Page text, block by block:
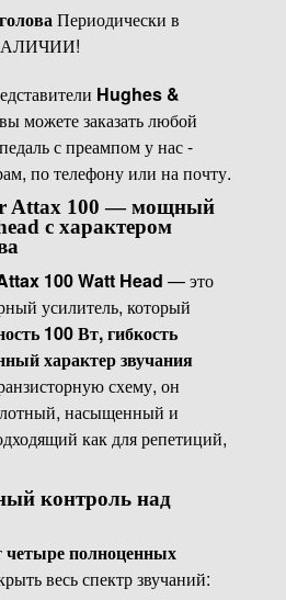
головаПериодически в
Hughes &
можете заказать любой
с преампом у нас -
по телефону или на почту.
Attax 100 — мощный
с характером
100 Watt Head — это
усилитель, который
100 Вт, гибкость
характер звучания
схему, он
насыщенный и
как для репетиций,
контроль над
четыре полноценных
весь спектр звучаний: